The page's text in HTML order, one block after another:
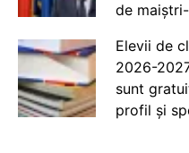
de
Elevii de
2026-
sunt
profil și